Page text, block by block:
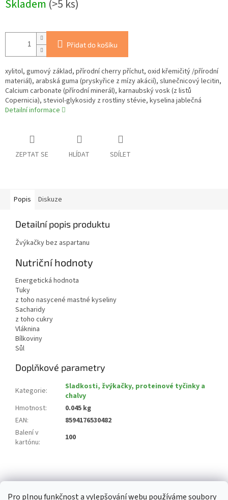
Pro plnou funkčnost a vylepšování webu používáme soubory
cena:
Skladem (>5 ks)
Přidat do košíku
xylitol, gumový základ, přírodní cherry příchut, oxid křemičitý /přírodní
materiál), arabská guma (pryskyřice z mízy akácií), slunečnicový lecitin,
Calcium carbonate (přírodní minerál), karnaubský vosk (z listů
Copernicia), steviol-glykosidy z rostliny stévie, kyselina jablečná
Detailní informace
ZEPTAT SE HLÍDAT SDÍLET
Popis Diskuze
Detailní popis produktu
Žvýkačky bez aspartanu
Nutriční hodnoty
Energetická hodnota
Tuky
z toho nasycené mastné kyseliny
Sacharidy
z toho cukry
Vláknina
Bílkoviny
Sůl
Doplňkové parametry
Kategorie:
Sladkosti, žvýkačky, proteinové tyčinky a
chalvy
Hmotnost:
0.045 kg
EAN:
8594176530482
Balení v
kartónu: 100
á